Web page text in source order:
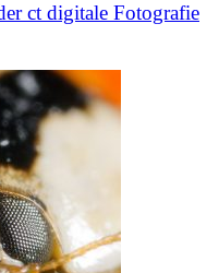
ct digitale Fotografie